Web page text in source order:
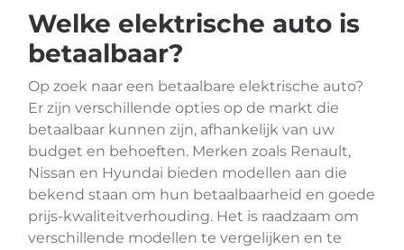
Welke elektrische auto is
betaalbaar?
Op zoek naar een betaalbare elektrische auto?
Er zijn verschillende opties op de markt die
betaalbaar kunnen zijn, afhankelijk van uw
budget en behoeften. Merken zoals Renault,
Nissan en Hyundai bieden modellen aan die
bekend staan om hun betaalbaarheid en goede
prijs-kwaliteitverhouding. Het is raadzaam om
verschillende modellen te vergelijken en te